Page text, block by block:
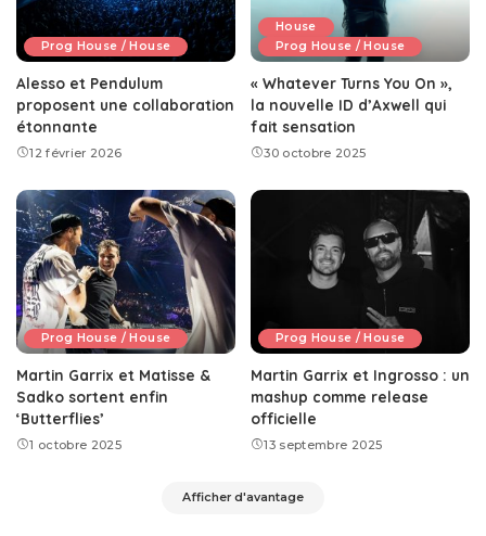
Prog House / House
Alesso et Pendulum
proposent une collaboration
étonnante
12 février 2026
House
Prog House / House
« Whatever Turns You On »,
la nouvelle ID d’Axwell qui
fait sensation
30 octobre 2025
Prog House / House
Martin Garrix et Matisse &
Sadko sortent enfin
‘Butterflies’
1 octobre 2025
Prog House / House
Martin Garrix et Ingrosso : un
mashup comme release
officielle
13 septembre 2025
Afficher d'avantage